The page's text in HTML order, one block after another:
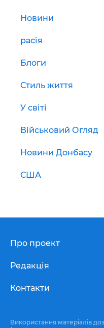
Новини
расія
Блоги
Стиль життя
У світі
Військовий Огляд
Новини Донбасу
США
Про проект
Редакція
Контакти
Використання матеріалів